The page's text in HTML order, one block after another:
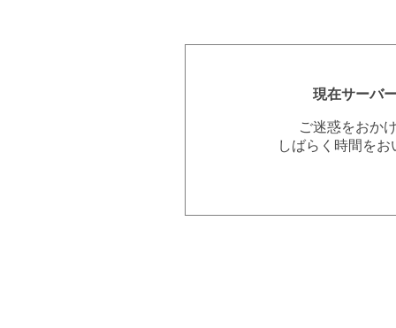
現在サーバ
ご迷惑をおか
しばらく時間を